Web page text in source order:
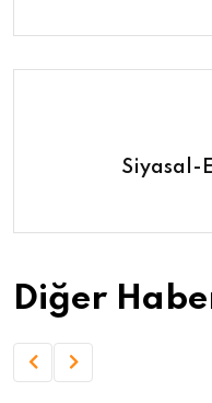
Siyasal-
Diğer